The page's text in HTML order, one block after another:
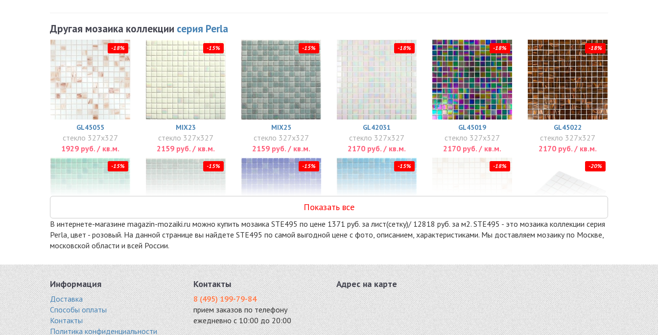
Другая мозаика коллекции серия Perla
-18%
GL45055
стекло 327x327
1929 руб. / кв.м.
-15%
MIX23
стекло 327x327
2159 руб. / кв.м.
-15%
MIX25
стекло 327x327
2159 руб. / кв.м.
-18%
GL42031
стекло 327x327
2170 руб. / кв.м.
-18%
GL45019
стекло 327x327
2170 руб. / кв.м.
-18%
GL45022
стекло 327x327
2170 руб. / кв.м.
-15%
MIX24
2290 руб. / кв.м.
-15%
2290 руб. / кв.м.
-15%
2290 руб. / кв.м.
-15%
2290 руб. / кв.м.
-18%
2339 руб. / кв.м.
-20%
2348 руб. / кв.м.
-18% -15% -15% -15% -15% -15%
Показать все
В интернете-магазине magazin-mozaiki.ru можно купить мозаика STE495 по цене 1371 руб. за лист(сетку)/ 12818 руб. за м2. STE495 - это мозаика коллекции серия
Perla, цвет - розовый. На данной странице вы найдете STE495 по самой выгодной цене с фото, описанием, характеристиками. Мы доставляем мозаику по Москве,
московской области и всей России.
Информация
Доставка
Способы оплаты
Контакты
Политика конфиденциальности
Контакты
8 (495) 199-79-84
прием заказов по телефону
ежедневно с 10:00 до 20:00
Адрес на карте